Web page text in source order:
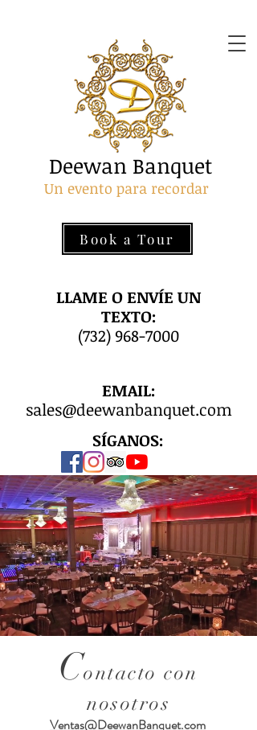
Deewan Banquet
Un evento para recordar
Book a Tour
LLAME O ENVÍE UN
TEXTO:
(732) 968-7000
EMAIL:
sales@deewanbanquet.com
SÍGANOS:
Contacto con
nosotros
Ventas@DeewanBanquet.com